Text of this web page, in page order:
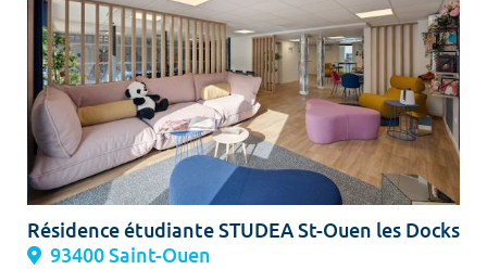
Résidence étudiante STUDEA St-Ouen les Docks
93400 Saint-Ouen